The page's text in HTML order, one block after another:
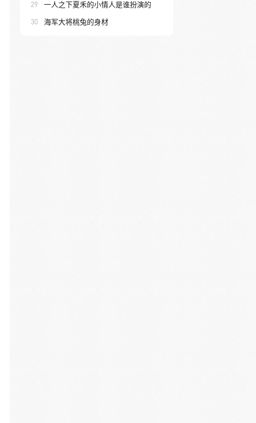
29 一人之下夏禾的小情人是谁扮演的
30 海军大将桃兔的身材